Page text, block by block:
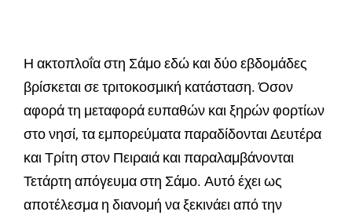
Η ακτοπλοΐα στη Σάμο εδώ και δύο εβδομάδες
βρίσκεται σε τριτοκοσμική κατάσταση. Όσον
αφορά τη μεταφορά ευπαθών και ξηρών φορτίων
στο νησί, τα εμπορεύματα παραδίδονται Δευτέρα
και Τρίτη στον Πειραιά και παραλαμβάνονται
Τετάρτη απόγευμα στη Σάμο. Αυτό έχει ως
αποτέλεσμα η διανομή να ξεκινάει από την